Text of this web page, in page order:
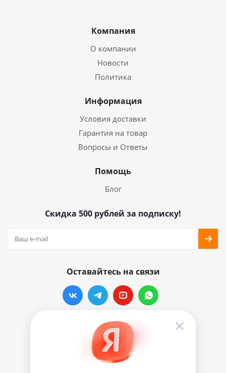
Компания
О компании
Новости
Политика
Информация
Условия доставки
Гарантия на товар
Вопросы и Ответы
Помощь
Блог
Скидка 500 рублей за подписку!
Оставайтесь на связи
Наши контакты
info@vinylmarkt.ru